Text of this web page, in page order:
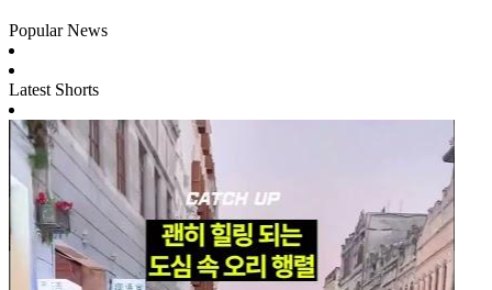
Popular News
Latest Shorts